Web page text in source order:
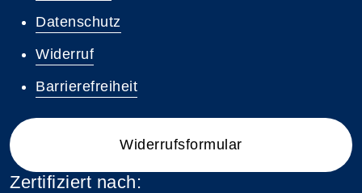
Datenschutz
Widerruf
Barrierefreiheit
Widerrufsformular
Zertifiziert nach: